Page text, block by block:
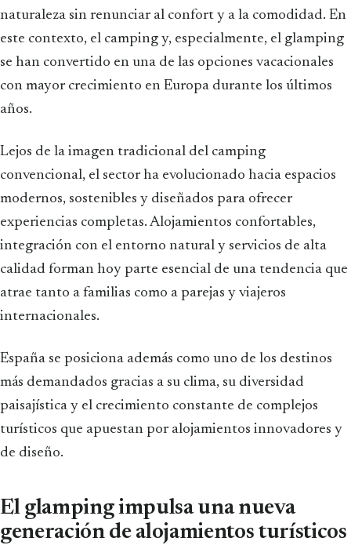
naturaleza sin renunciar al confort y a la comodidad. En
este contexto, el camping y, especialmente, el glamping
se han convertido en una de las opciones vacacionales
con mayor crecimiento en Europa durante los últimos
años.
Lejos de la imagen tradicional del camping
convencional, el sector ha evolucionado hacia espacios
modernos, sostenibles y diseñados para ofrecer
experiencias completas. Alojamientos confortables,
integración con el entorno natural y servicios de alta
calidad forman hoy parte esencial de una tendencia que
atrae tanto a familias como a parejas y viajeros
internacionales.
España se posiciona además como uno de los destinos
más demandados gracias a su clima, su diversidad
paisajística y el crecimiento constante de complejos
turísticos que apuestan por alojamientos innovadores y
de diseño.
El glamping impulsa una nueva
generación de alojamientos turísticos